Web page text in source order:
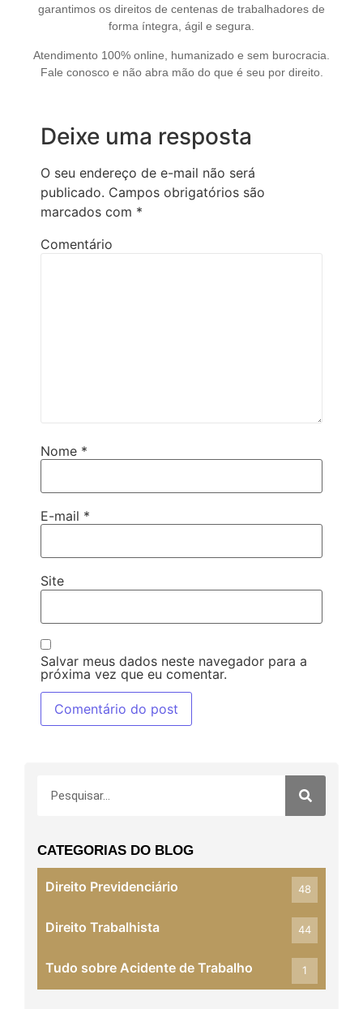
garantimos os direitos de centenas de trabalhadores de
forma íntegra, ágil e segura.
Atendimento 100% online, humanizado e sem burocracia.
Fale conosco e não abra mão do que é seu por direito.
Deixe uma resposta
O seu endereço de e-mail não será
publicado. Campos obrigatórios são
marcados com *
Comentário
Nome *
E-mail *
Site
Salvar meus dados neste navegador para a
próxima vez que eu comentar.
CATEGORIAS DO BLOG
Direito Previdenciário 48
Direito Trabalhista 44
Tudo sobre Acidente de Trabalho 1